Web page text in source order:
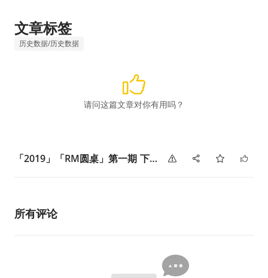
文章标签
历史数据/历史数据
请问这篇文章对你有用吗？
「2019」「RM圆桌」第一期 下供弹机构的秘密
所有评论